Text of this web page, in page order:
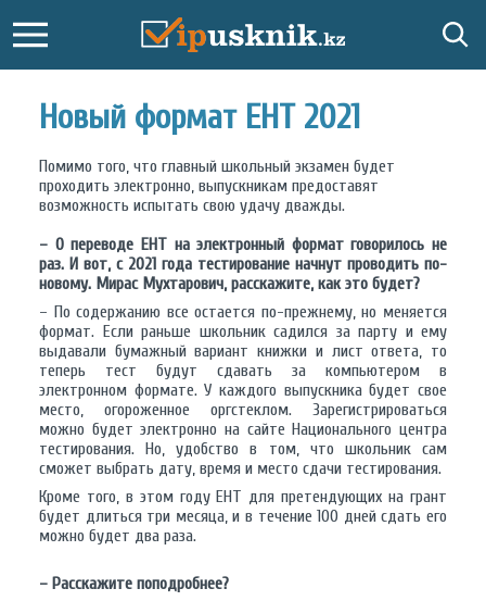
Новый формат ЕНТ 2021
Помимо того, что главный школьный экзамен будет
проходить электронно, выпускникам предоставят
возможность испытать свою удачу дважды.
– О переводе ЕНТ на электронный формат говорилось не
раз. И вот, с 2021 года тестирование начнут проводить по-
новому. Мирас Мухтарович, расскажите, как это будет?
– По содержанию все остается по-прежнему, но меняется
формат. Если раньше школьник садился за парту и ему
выдавали бумажный вариант книжки и лист ответа, то
теперь тест будут сдавать за компьютером в
электронном формате. У каждого выпускника будет свое
место, огороженное оргстеклом. Зарегистрироваться
можно будет электронно на сайте Национального центра
тестирования. Но, удобство в том, что школьник сам
сможет выбрать дату, время и место сдачи тестирования.
Кроме того, в этом году ЕНТ для претендующих на грант
будет длиться три месяца, и в течение 100 дней сдать его
можно будет два раза.
– Расскажите поподробнее?